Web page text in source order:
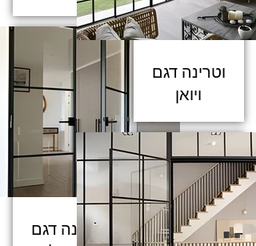
וטרינה דגם
וטרינה דגם
ויואן